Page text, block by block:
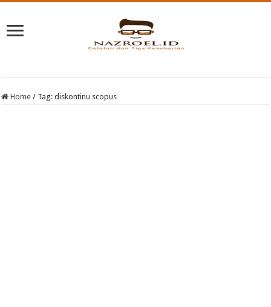
Home / Tag:diskontinu scopus